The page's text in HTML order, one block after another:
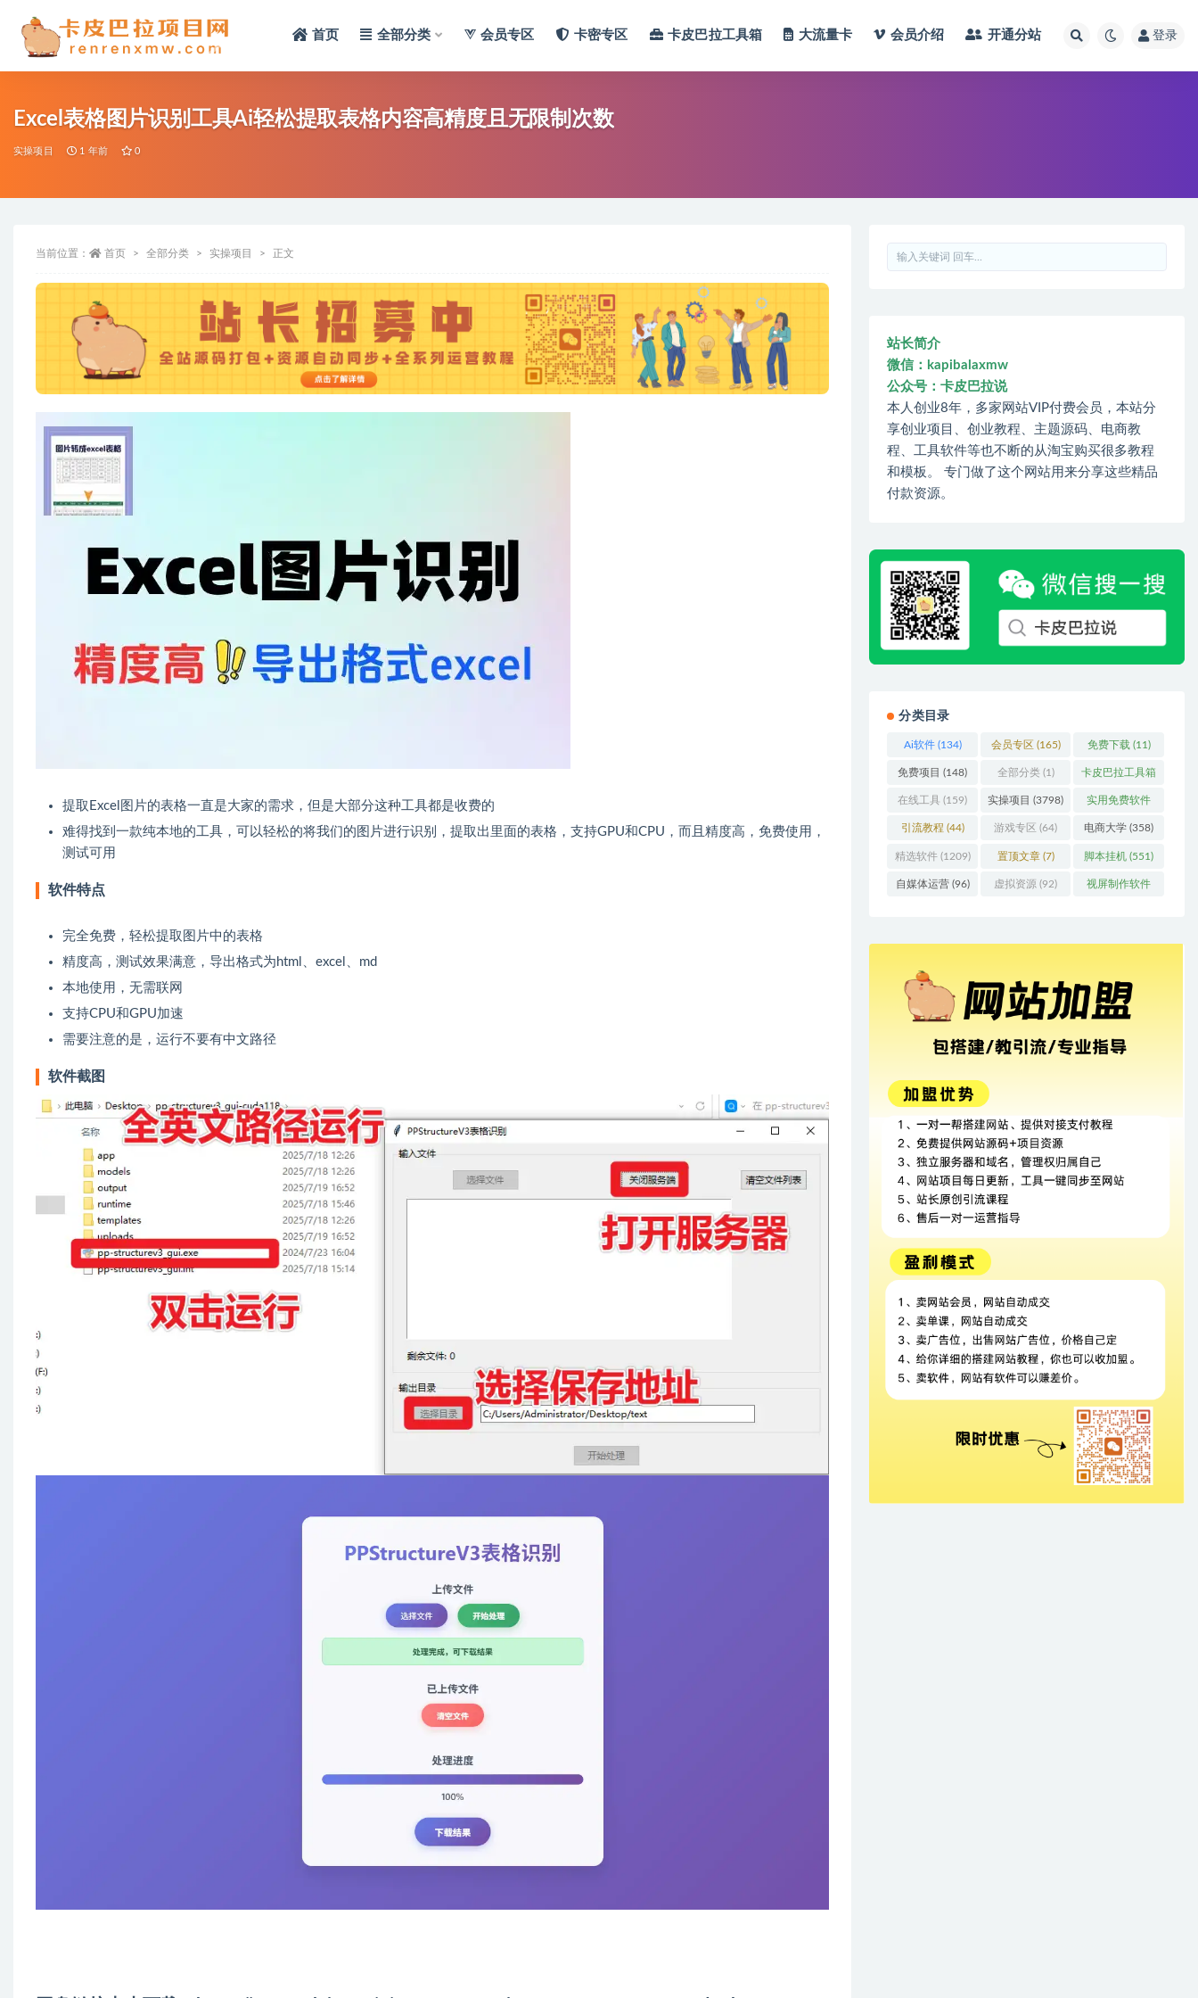
首页 全部分类 会员专区 卡密专区 卡皮巴拉工具箱 大流量卡 会员介绍 开通分站 登录
Excel表格图片识别工具Ai轻松提取表格内容高精度且无限制次数
实操项目 1 年前 0
当前位置： 首页 全部分类 实操项目 正文
提取Excel图片的表格一直是大家的需求，但是大部分这种工具都是收费的
难得找到一款纯本地的工具，可以轻松的将我们的图片进行识别，提取出里面的表格，支持GPU和CPU，而且精度高，免费使用，
测试可用
软件特点
完全免费，轻松提取图片中的表格
精度高，测试效果满意，导出格式为html、excel、md
本地使用，无需联网
支持CPU和GPU加速
需要注意的是，运行不要有中文路径
软件截图
站长简介
微信：kapibalaxmw
公众号：卡皮巴拉说
本人创业8年，多家网站VIP付费会员，本站分
享创业项目、创业教程、主题源码、电商教
程、工具软件等也不断的从淘宝购买很多教程
和模板。 专门做了这个网站用来分享这些精品
付款资源。
分类目录
Ai软件(134) 会员专区 (165) 免费下载 (11)
免费项目 (148) 全部分类(1) 卡皮巴拉工具箱
(3)
在线工具 (159) 实操项目 (3798) 实用免费软件
(415)
引流教程 (44) 游戏专区 (64) 电商大学 (358)
精选软件(1209) 置顶文章(7) 脚本挂机 (551)
自媒体运营(96) 虚拟资源 (92) 视屏制作软件